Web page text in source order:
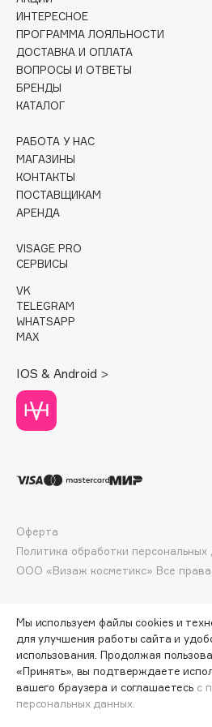
Collagenina
Consly
Corimo
CosRX
Cunzite
Curaprox
d'Alba
DARLING*
Darphin
Deonica
Dessange
Dior
Dolomit
DP Daily Perfection
Dr. Vranjes Firenze
Dr.Althea
Dr.Jart+
DSD de Luxe
Dyson
ДОБАВИТЬ В КОРЗИНУ
ИНТЕРЕСНОЕ
ПРОГРАММА ЛОЯЛЬНОСТИ
ДОСТАВКА И ОПЛАТА
ВОПРОСЫ И ОТВЕТЫ
БРЕНДЫ
КАТАЛОГ
РАБОТА У НАС
МАГАЗИНЫ
КОНТАКТЫ
ПОСТАВЩИКАМ
АРЕНДА
VISAGE PRO
СЕРВИСЫ
VK
TELEGRAM
WHATSAPP
MAX
IOS & Android >
ООО «Визаж косметикс» Все
Оферта
Политика обработки персональных
Мы используем файлы cookies и
для улучшения работы сайта и
использования. Продолжая
«Принять», вы подтверждаете
вашего браузера и соглашаетесь с
персональных данных.